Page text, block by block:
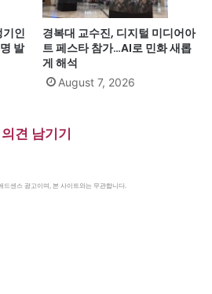
기인
발
경복대 교수진, 디지털 미디어아
트 페스타 참가…AI로 민화 새롭
게 해석
August 7, 2026
의견 남기기
드센스 광고이며, 본 사이트와는 무관합니다.